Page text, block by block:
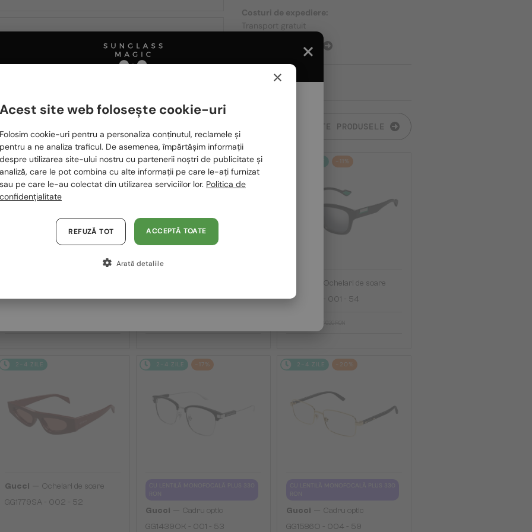
Costuri de expediere:
Transport gratuit
DESPRE EXPEDIERE
FIȚI INTERESAȚI ȘI DE TOATE PRODUSELE
2-4 ZILE -20%
GG1621S - 001 - 53
2-4 ZILE -20%
GG1621SA - 003 - 53
-11%
Ochelari de soare
GG1630S - 001 - 54
2-4 ZILE
Gucci
Ochelari de soare
GG1779SA - 002 - 52
2-4 ZILE -17%
Gucci
Cadru optic
GG1439OK - 001 - 53
2-4 ZILE -20%
Gucci
Cadru optic
GG1586O - 004 - 59
Te rugăm să alegi din listă țara potrivită pentru tine:
România / RO
Polska / PL
Magyarország / HU
Austria / AT
×
Acest site web folosește cookie-uri
Folosim cookie-uri pentru a personaliza conținutul, reclamele și
pentru a ne analiza traficul. De asemenea, împărtășim informații
despre utilizarea site-ului nostru cu partenerii noștri de publicitate și
analiză, care le pot combina cu alte informații pe care le-ați furnizat
sau pe care le-au colectat din utilizarea serviciilor lor. Politica de
confidențialitate
ACCEPTĂ TOATE
REFUZĂ TOT
Arată detaliile